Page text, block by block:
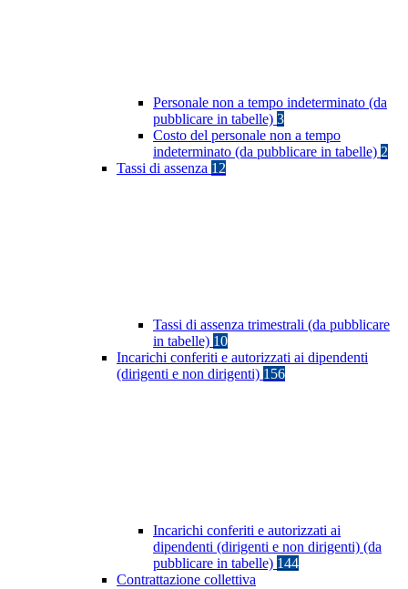
Personale non a tempo indeterminato (da
pubblicare in tabelle) 3
Costo del personale non a tempo
indeterminato (da pubblicare in tabelle) 2
Tassi di assenza 12
Tassi di assenza trimestrali (da pubblicare
in tabelle) 10
Incarichi conferiti e autorizzati ai dipendenti
(dirigenti e non dirigenti) 156
Incarichi conferiti e autorizzati ai
dipendenti (dirigenti e non dirigenti) (da
pubblicare in tabelle) 144
Contrattazione collettiva